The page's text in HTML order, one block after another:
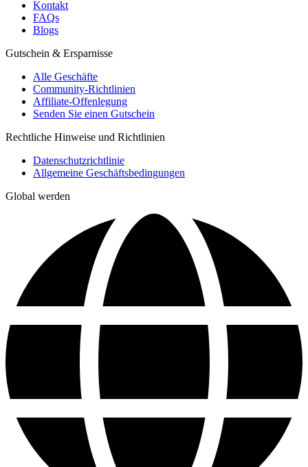
Kontakt
FAQs
Blogs
Gutschein & Ersparnisse
Alle Geschäfte
Community-Richtlinien
Affiliate-Offenlegung
Senden Sie einen Gutschein
Rechtliche Hinweise und Richtlinien
Datenschutzrichtlinie
Allgemeine Geschäftsbedingungen
Global werden